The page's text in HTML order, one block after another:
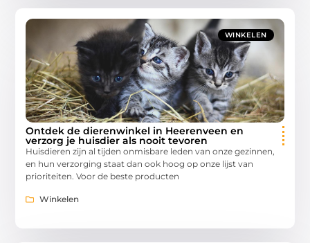
WINKELEN
Ontdek de dierenwinkel in Heerenveen en
verzorg je huisdier als nooit tevoren
Huisdieren zijn al tijden onmisbare leden van onze gezinnen,
en hun verzorging staat dan ook hoog op onze lijst van
prioriteiten. Voor de beste producten
Winkelen